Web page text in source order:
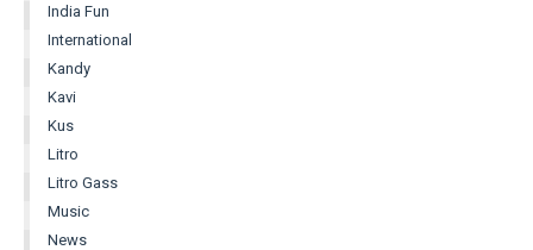
India Fun
International
Kandy
Kavi
Kus
Litro
Litro Gass
Music
News